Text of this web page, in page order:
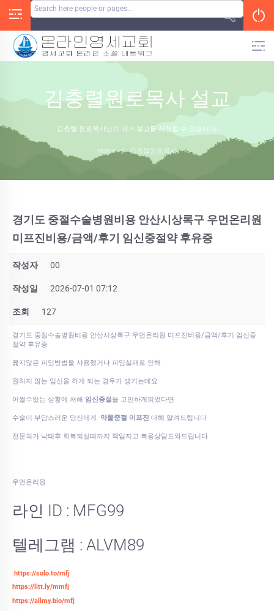
김충렬원로목사 설교
김충렬 원로목사님의 과거 설교를 시청할 수 있습니다.
Home / 김충렬원로목사
경기도 중절수술병원비용 안산시상록구 우먼온리원
미프진비용/금액/후기 임신중절약 후유증
작성자 00
작성일 2026-07-01 07:12
조회 127
경기도 중절수술병원비용 안산시상록구 우먼온리원 미프진비용/금액/후기 임신중
절약 후유증
옳지않은 피임방법을 사용했거나 피임실패로 인해
원하지 않는 임신을 하게 되는 경우가 생기는데요
어쩔수없는 상황에 처해 임신중절을 고민하게되었다면
수술이 부담스러운 당신에게 약물중절 미프진 대해 알려드립니다
전문의가 낙태후 회복되실때까지 책임지고 복용상담도와드립니다
우먼온리원
라인 ID : MFG99
텔레그램 : ALVM89
https://solo.to/mfj
https://litt.ly/mmfj
https://allmy.bio/mfj